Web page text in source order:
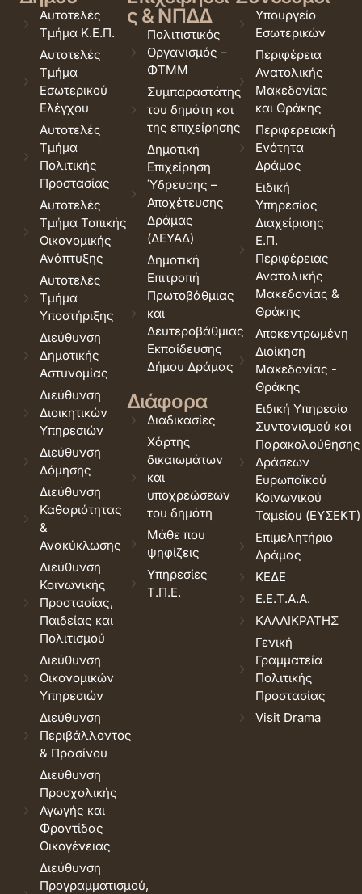
Αυτοτελές
Τμήμα Κ.Ε.Π.
Αυτοτελές
Τμήμα
Εσωτερικού
Ελέγχου
Αυτοτελές
Τμήμα
Πολιτικής
Προστασίας
Αυτοτελές
Τμήμα Τοπικής
Οικονομικής
Ανάπτυξης
Αυτοτελές
Τμήμα
Υποστήριξης
Διεύθυνση
Δημοτικής
Αστυνομίας
Διεύθυνση
Διοικητικών
Υπηρεσιών
Διεύθυνση
Δόμησης
Διεύθυνση
Καθαριότητας
&
Ανακύκλωσης
Διεύθυνση
Κοινωνικής
Προστασίας,
Παιδείας και
Πολιτισμού
Διεύθυνση
Οικονομικών
Υπηρεσιών
Διεύθυνση
Περιβάλλοντος
& Πρασίνου
Διεύθυνση
Προσχολικής
Αγωγής και
Φροντίδας
Οικογένειας
Διεύθυνση
Προγραμματισμού,
ς & ΝΠΔΔ
Πολιτιστικός
Οργανισμός –
ΦΤΜΜ
Συμπαραστάτης
του δημότη και
της επιχείρησης
Δημοτική
Επιχείρηση
Ύδρευσης –
Αποχέτευσης
Δράμας
(ΔΕΥΑΔ)
Δημοτική
Επιτροπή
Πρωτοβάθμιας
και
Δευτεροβάθμιας
Εκπαίδευσης
Δήμου Δράμας
Διάφορα
Διαδικασίες
Χάρτης
δικαιωμάτων
και
υποχρεώσεων
του δημότη
Μάθε που
ψηφίζεις
Υπηρεσίες
Τ.Π.Ε.
Υπουργείο
Εσωτερικών
Περιφέρεια
Ανατολικής
Μακεδονίας
και Θράκης
Περιφερειακή
Ενότητα
Δράμας
Ειδική
Υπηρεσίας
Διαχείρισης
Ε.Π.
Περιφέρειας
Ανατολικής
Μακεδονίας &
Θράκης
Αποκεντρωμένη
Διοίκηση
Μακεδονίας -
Θράκης
Ειδική Υπηρεσία
Συντονισμού και
Παρακολούθησης
Δράσεων
Ευρωπαϊκού
Κοινωνικού
Ταμείου (ΕΥΣΕΚΤ)
Επιμελητήριο
Δράμας
ΚΕΔΕ
Ε.Ε.Τ.Α.Α.
ΚΑΛΛΙΚΡΑΤΗΣ
Γενική
Γραμματεία
Πολιτικής
Προστασίας
Visit Drama